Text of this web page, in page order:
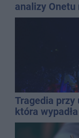
analizy
najbardziej
Tragedia przy
która